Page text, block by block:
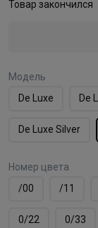
Товар закончился
Модель
De Luxe
De
De Luxe Silver
Номер цвета
/00
/11
0/22 0/33